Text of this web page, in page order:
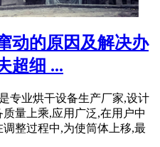
动的原因及解决办
超细 ...
专业烘干设备生产厂家,设计
量上乘,应用广泛,在用户中
整过程中,为使筒体上移,最